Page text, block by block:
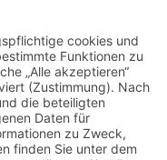
Tanz oder